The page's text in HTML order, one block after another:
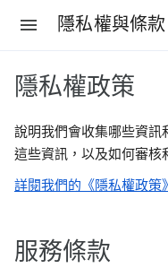
隱私權與條款
隱私權政策
說明我們會收集哪些資訊
這些資訊，以及如何審核
詳閱我們的《隱私權政策》
服務條款